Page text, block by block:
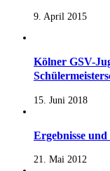
9. April 2015
Kölner GSV-
15. Juni 2018
Ergebnisse
21. Mai 2012